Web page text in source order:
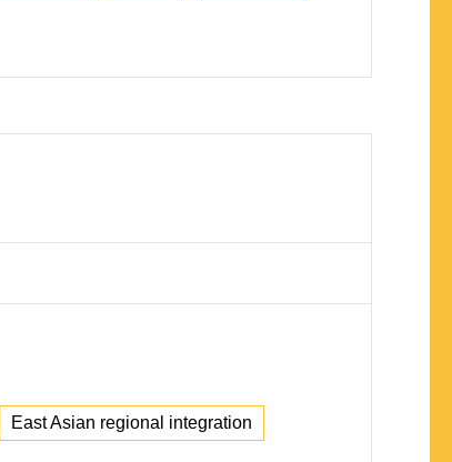
East Asian regional integration